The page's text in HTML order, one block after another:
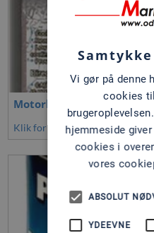
Motorkølevæske
Klik for at se mere
Vi gør på denne
cookies
hjemmeside
cookies i
vores
ABSOLUT
YDEEVNE